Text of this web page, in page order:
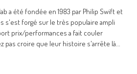
a été fondée en 1983 par Philip Swift et
s'est forgé sur le très populaire ampli
prix/performances a fait couler
pas croire que leur histoire s'arrête là...